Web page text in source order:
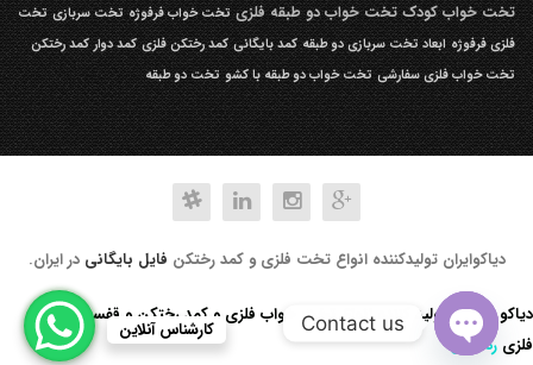
تخت خواب کودک تخت خواب دو طبقه فلزی تخت خواب فرفوژه تخت سربازی تخت
فلزی فرفوژه ابعاد تخت سربازی دو طبقه کمد بایگانی کمد رختکن فلزی کمد دوار کمد رختکن
تخت خواب فلزی سفارشی تخت خواب دو طبقه با کشو تخت دو طبقه
دیاکوایران تولیدکننده انواع تخت فلزی و کمد رختکن فایل بایگانی در ایران.
کارشناس آنلاین
دیاکو صنعت تولید کننده انواع تخت خواب فلزی و کمد رختکن و قفسه کتابخانه
فلزی رد کردن
Contact us